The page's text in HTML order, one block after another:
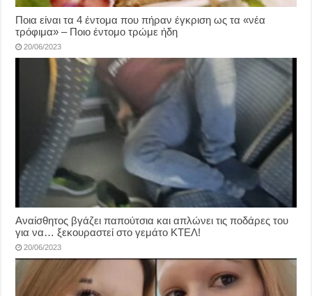
Ποια είναι τα 4 έντομα που πήραν έγκριση ως τα «νέα
τρόφιμα» – Ποιο έντομο τρώμε ήδη
20/06/2023
Αναίσθητος βγάζει παπούτσια και απλώνει τις ποδάρες του
για να… ξεκουραστεί στο γεμάτο ΚΤΕΛ!
20/06/2023